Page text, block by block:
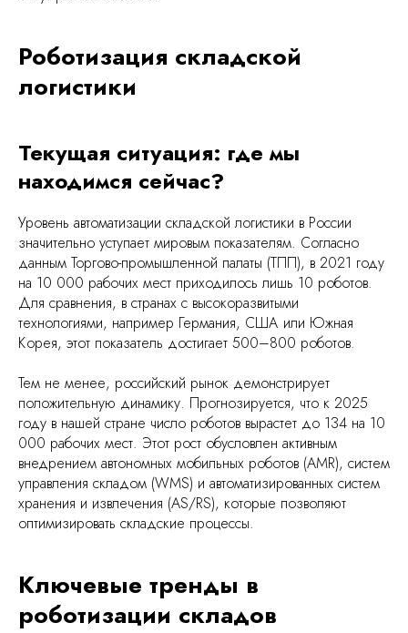
Роботизация складской
логистики
Текущая ситуация: где мы
находимся сейчас?
Уровень автоматизации складской логистики в России
значительно уступает мировым показателям. Согласно
данным Торгово-промышленной палаты (ТПП), в 2021 году
на 10 000 рабочих мест приходилось лишь 10 роботов.
Для сравнения, в странах с высокоразвитыми
технологиями, например Германия, США или Южная
Корея, этот показатель достигает 500–800 роботов.
Тем не менее, российский рынок демонстрирует
положительную динамику. Прогнозируется, что к 2025
году в нашей стране число роботов вырастет до 134 на 10
000 рабочих мест. Этот рост обусловлен активным
внедрением автономных мобильных роботов (AMR), систем
управления складом (WMS) и автоматизированных систем
хранения и извлечения (AS/RS), которые позволяют
оптимизировать складские процессы.
Ключевые тренды в
роботизации складов